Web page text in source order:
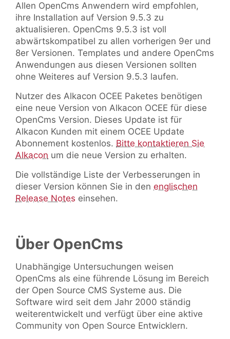
Allen OpenCms Anwendern wird empfohlen,
ihre Installation auf Version 9.5.3 zu
aktualisieren. OpenCms 9.5.3 ist voll
abwärtskompatibel zu allen vorherigen 9er und
8er Versionen. Templates und andere OpenCms
Anwendungen aus diesen Versionen sollten
ohne Weiteres auf Version 9.5.3 laufen.
Nutzer des Alkacon OCEE Paketes benötigen
eine neue Version von Alkacon OCEE für diese
OpenCms Version. Dieses Update ist für
Alkacon Kunden mit einem OCEE Update
Abonnement kostenlos. Bitte kontaktieren Sie
Alkacon um die neue Version zu erhalten.
Die vollständige Liste der Verbesserungen in
dieser Version können Sie in den englischen
Release Notes einsehen.
Über OpenCms
Unabhängige Untersuchungen weisen
OpenCms als eine führende Lösung im Bereich
der Open Source CMS Systeme aus. Die
Software wird seit dem Jahr 2000 ständig
weiterentwickelt und verfügt über eine aktive
Community von Open Source Entwicklern.